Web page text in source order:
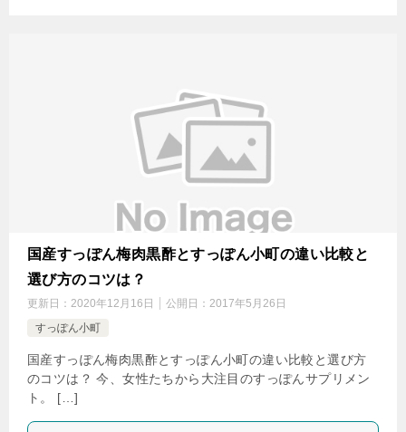
国産すっぽん梅肉黒酢とすっぽん小町の違い比較と
選び方のコツは？
更新日： 2020年12月16日 公開日： 2017年5月26日
すっぽん小町
国産すっぽん梅肉黒酢とすっぽん小町の違い比較と選び方
のコツは？ 今、女性たちから大注目のすっぽんサプリメン
ト。 […]